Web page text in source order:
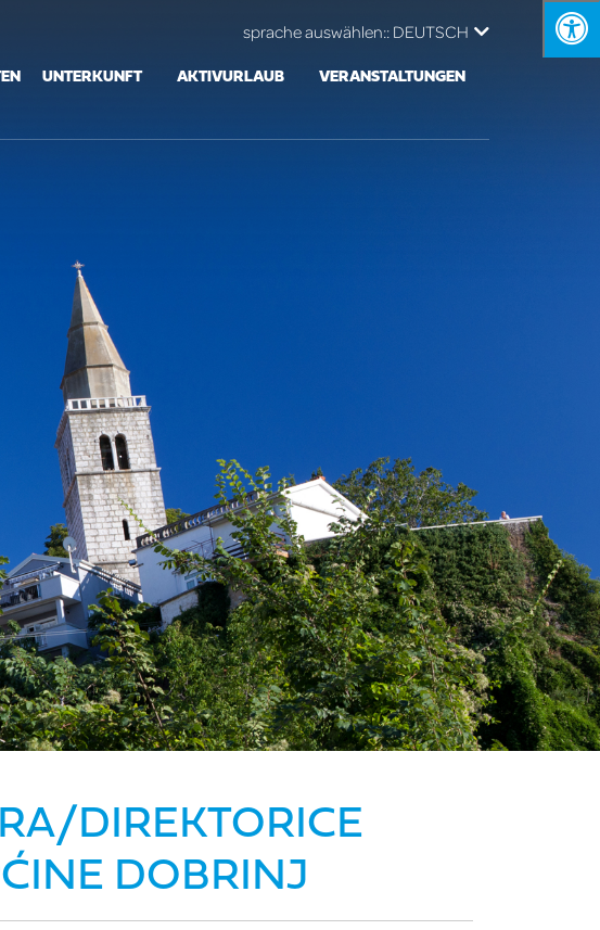
UNTERKUNFT AKTIVURLAUB VERANSTALTUNGEN
sprache auswählen::DEUTSCH
DIREKTORICE
DOBRINJ